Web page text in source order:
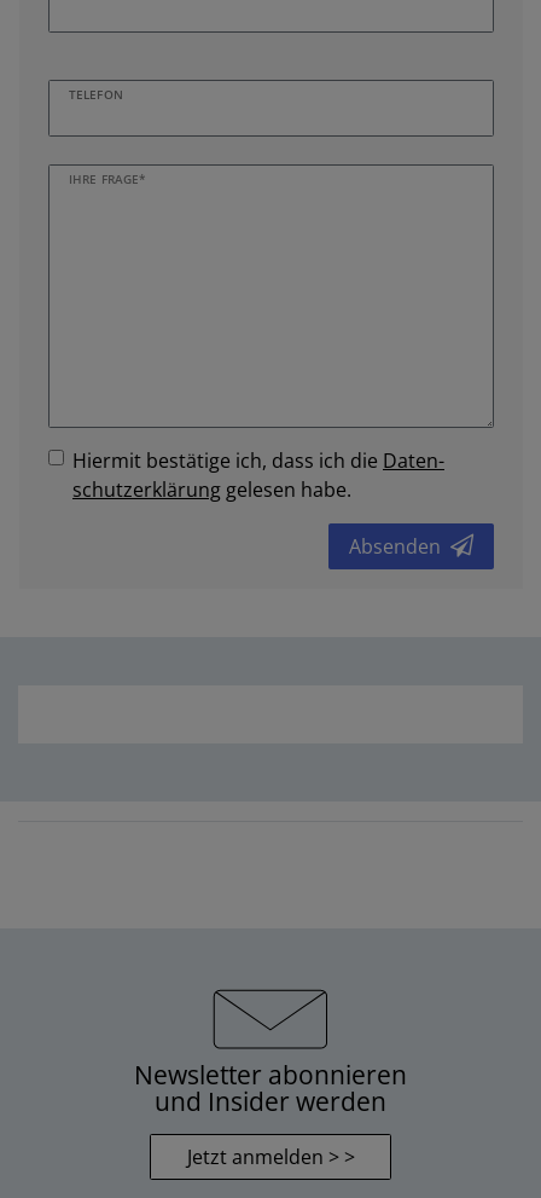
TELEFON
IHRE FRAGE*
Hiermit bestätige ich, dass ich die Daten­
schutz­erklärung gelesen habe.
Absenden
Newsletter abonnieren
und Insider werden
Jetzt anmelden > >